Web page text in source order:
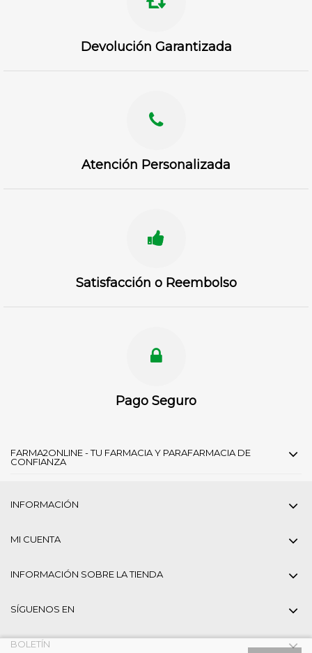
Devolución Garantizada
Atención Personalizada
Satisfacción o Reembolso
Pago Seguro
FARMA2ONLINE - TU FARMACIA Y PARAFARMACIA DE
CONFIANZA
INFORMACIÓN
MI CUENTA
INFORMACIÓN SOBRE LA TIENDA
SÍGUENOS EN
BOLETÍN